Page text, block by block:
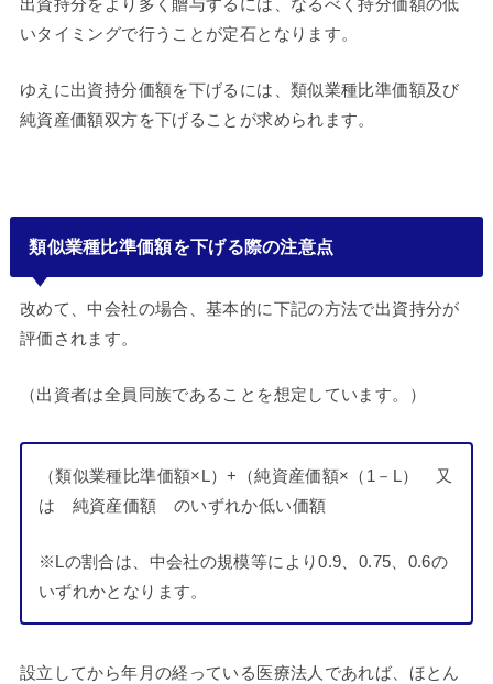
いタイミングで行うことが定石となります。
ゆえに出資持分価額を下げるには、類似業種比準価額及び
純資産価額双方を下げることが求められます。
類似業種比準価額を下げる際の注意点
改めて、中会社の場合、基本的に下記の方法で出資持分が
評価されます。
（出資者は全員同族であることを想定しています。）
（類似業種比準価額×L）+（純資産価額×（1－L） 又
は 純資産価額 のいずれか低い価額
※Lの割合は、中会社の規模等により0.9、0.75、0.6の
いずれかとなります。
設立してから年月の経っている医療法人であれば、ほとん